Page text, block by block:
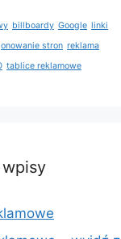
billboardy Google linki
stron reklama
tablice reklamowe